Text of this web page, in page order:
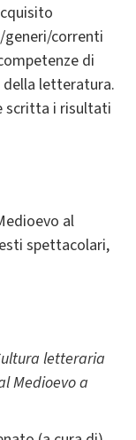
generi/correnti
di
letteratura.
scritta i risultati
al
spettacolari,
letteraria
Medioevo a